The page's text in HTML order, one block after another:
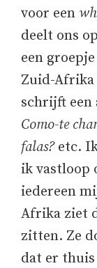
voor een
deelt ons
een
Zuid-Afrika
schrijft een
Como-te
falas?etc. Ik
ik vastloop
iedereen
Afrika ziet
zitten. Ze
dat er